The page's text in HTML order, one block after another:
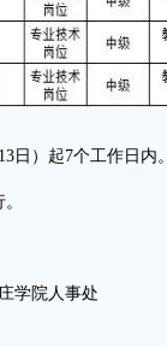
日）起7个工作日内。
学院人事处